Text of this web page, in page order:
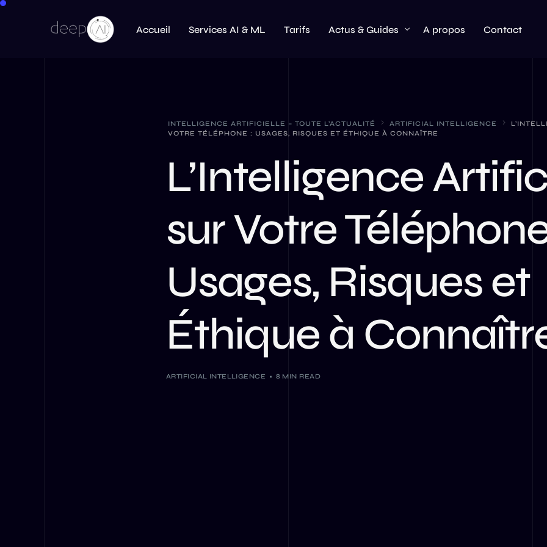
Accueil Services AI & ML Tarifs Actus & Guides
ChatGPT
Claude AI
Perplexity AI
LLM
A propos Contact
INTELLIGENCE ARTIFICIELLE – TOUTE L’ACTUALITÉ ARTIFICIAL INTELLIGENCE
VOTRE TÉLÉPHONE : USAGES, RISQUES ET ÉTHIQUE À CONNAÎTRE
L’Intelligence
sur Votre
Usages, Risques et
Éthique à
ARTIFICIAL INTELLIGENCE 8 MIN READ